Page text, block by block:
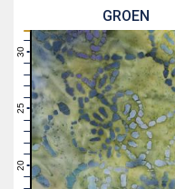
GROEN
19
20
21
22
23
24
25
26
27
28
29
31